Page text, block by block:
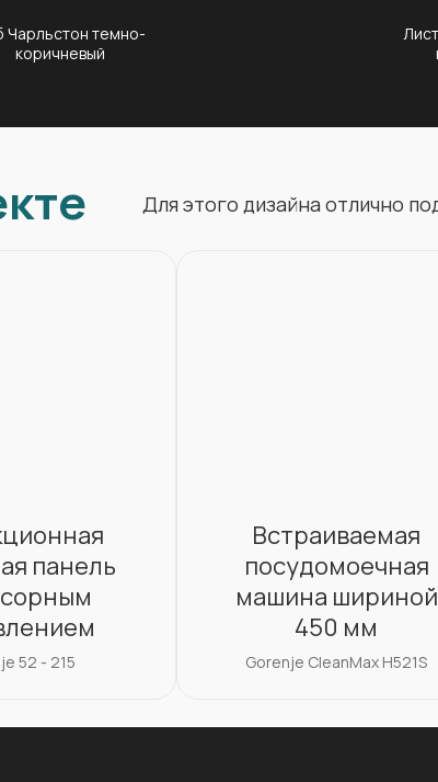
Чарльстон темно-
коричневый
Для этого дизайна отлично
панель
52 - 215
Встраиваемая
посудомоечная
машина шириной
450 мм
Gorenje CleanMax H521S